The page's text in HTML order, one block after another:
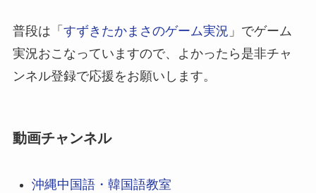
普段は「 すずきたかまさのゲーム実況 」でゲーム
実況おこなっていますので、よかったら是非チャ
ンネル登録で応援をお願いします。
動画チャンネル
沖縄中国語・韓国語教室